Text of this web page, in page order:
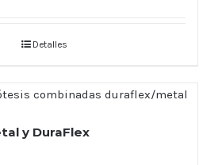
Detalles
y DuraFlex